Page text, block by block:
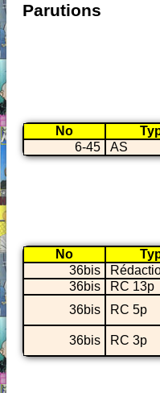
Parutions
No
6-45
AS
No
36bis
36bis
RC 13p
36bis
RC 5p
36bis RC 3p